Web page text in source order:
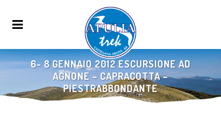
6- 8 GENNAIO 2012 ESCURSIONE AD
AGNONE – CAPRACOTTA –
PIESTRABBONDANTE